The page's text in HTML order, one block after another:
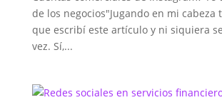
de los negocios"Jugando en mi cabeza
que escribí este artículo y ni siquiera
vez. Sí,...